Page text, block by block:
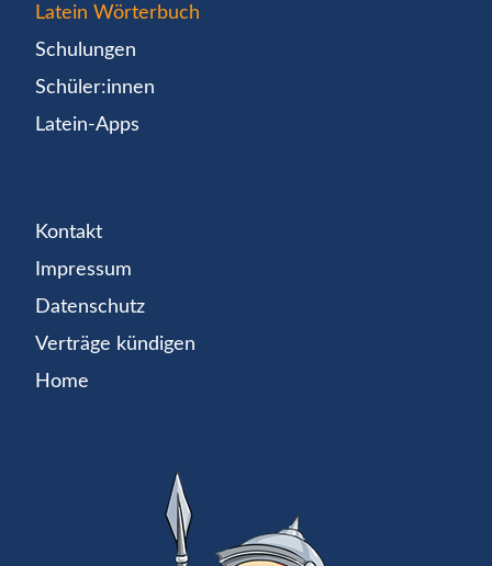
Latein Wörterbuch
Schulungen
Schüler:innen
Latein-Apps
Kontakt
Impressum
Datenschutz
Verträge kündigen
Home